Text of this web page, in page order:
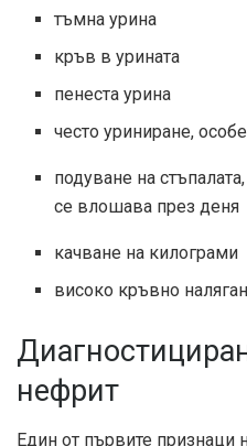
тъмна урина
кръв в урината
пенеста урина
често уриниране,
подуване на
се влошава през деня
качване на килограми
високо кръвно
нефрит
Един от първите признаци